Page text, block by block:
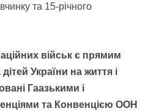
та 15-річного
військ є прямим
України на життя і
Гаазькими і
та Конвенцією ООН